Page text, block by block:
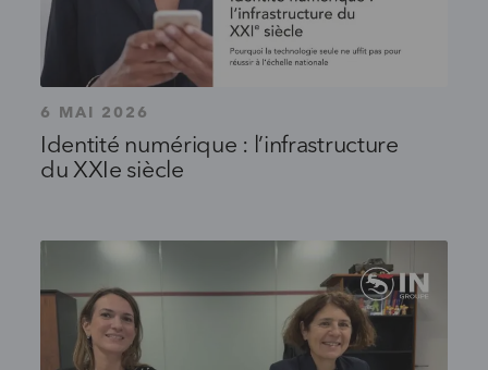
6 MAI 2026
Identité numérique : l’infrastructure
du XXIe siècle